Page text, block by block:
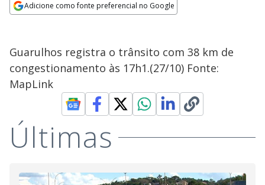
Adicione como fonte preferencial no Google
Guarulhos registra o trânsito com 38 km de
congestionamento às 17h1.(27/10) Fonte:
MapLink
Últimas